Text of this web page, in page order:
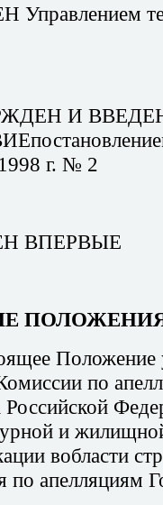
Управлением
И
г. № 2
ВПЕРВЫЕ
Положение
по
Российской
и
вобласти
по апелляциям